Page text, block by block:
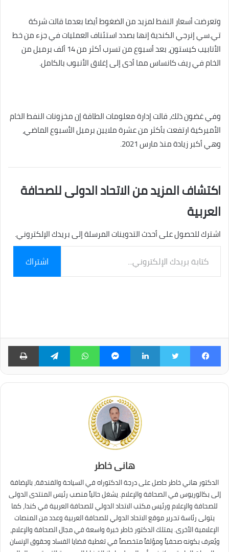
وتعرضت أسعار النفط لمزيد من الضغوط أيضا بعدما قالت شركة
تي.سي إنرجي الكندية إنها بصدد استئناف العمليات في جزء من خط
الأنابيب كيستون، بعد أسبوع من تسرب أكثر من 14 ألف برميل من
الخام في ريف كانساس مما أدى إلى إغلاق الأنبوب بالكامل.
وفي غضون ذلك، قالت إدارة معلومات الطاقة إن مخزونات النفط الخام
الأميركية ارتفعت بأكثر من عشرة ملايين برميل الأسبوع الماضي،
وهي أكبر زيادة منذ مارس 2021.
اكتشاف المزيد من الاتحاد الدولى للصحافة
العربية
اشترك للحصول على أحدث التدوينات المرسلة إلى بريدك الإلكتروني.
بريدك
الإلكتروني...
اشتراك
فيسبوك لينكدإن ماسنجر واتساب تيلقرام
هانى خاطر
الدكتور هاني خاطر حاصل على درجة الدكتوراه في السياحة والفندقة، بالإضافة
إلى بكالوريوس في الصحافة والإعلام. يشغل حالياً منصب رئيس المنتدى الدولى
للصحافة والإعلام ورئيس مكتب الاتحاد الدولي للصحافة العربية في كندا، كما
يتولى رئاسة تحرير موقع الاتحاد الدولي للصحافة العربية وعدد من المنصات
الإعلامية الأخرى. يمتلك الدكتور خاطر خبرة واسعة في مجال الصحافة والإعلام،
ويُعرف بكونه صحفياً ومؤلفاً متخصصاً في تغطية قضايا الفساد وحقوق الإنسان